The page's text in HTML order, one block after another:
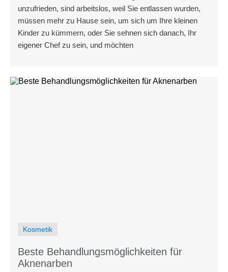
unzufrieden, sind arbeitslos, weil Sie entlassen wurden,
müssen mehr zu Hause sein, um sich um Ihre kleinen
Kinder zu kümmern, oder Sie sehnen sich danach, Ihr
eigener Chef zu sein, und möchten
Kosmetik
Beste Behandlungsmöglichkeiten für
Aknenarben